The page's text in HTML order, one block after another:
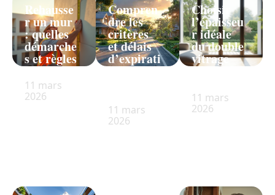
Rehausse
r un mur
: quelles
démarche
s et règles
respecter
11 mars
2026
Compren
dre les
critères
et délais
d’expirati
on d’un
11 mars
2026
Choisir
l’épaisseu
r idéale
du double
vitrage
pour bien
11 mars
2026